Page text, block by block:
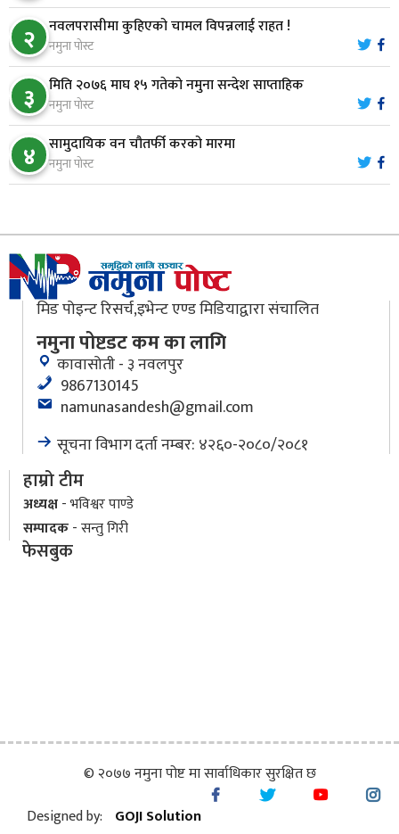
८
भरतपुर अस्पतालद्वारा आइसियुमा प्रतिक्षारत बिरामीको
नाम ‘डिस्प्ले बोर्ड’मा
९ नारायणघाट–बुटवल सडकमा ‘क्यानोपी ब्रिज’ निर्माण
१०
मौलाकालिकाको १८८२ खुड्किला : आस्था र आरोग्यको‘
२ नवलपरासीमा कुहिएको चामल विपन्नलाई राहत !
नमुना पोस्ट
३ मिति २०७६ माघ १५ गतेको नमुना सन्देश साप्ताहिक
नमुना पोस्ट
४ सामुदायिक वन चौतर्फी करको मारमा
नमुना पोस्ट
मिड पोइन्ट रिसर्च,इभेन्ट एण्ड मिडियाद्वारा संचालित
नमुना पोष्टडट कम का लागि
कावासोती - ३ नवलपुर
9867130145
namunasandesh@gmail.com
सूचना विभाग दर्ता नम्बर: ४२६०-२०८०/२०८१
हाम्रो टीम
अध्यक्ष- भविश्वर पाण्डे
सम्पादक- सन्तु गिरी
फेसबुक
© २०७७ नमुना पोष्ट मा सार्वाधिकार सुरक्षित छ
Designed by: GOJI Solution